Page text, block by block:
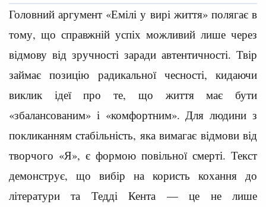
Головний аргумент «Емілі у вирі життя» полягає в
тому, що справжній успіх можливий лише через
відмову від зручності заради автентичності. Твір
займає позицію радикальної чесності, кидаючи
виклик ідеї про те, що життя має бути
«збалансованим» і «комфортним». Для людини з
покликанням стабільність, яка вимагає відмови від
творчого «Я», є формою повільної смерті. Текст
демонструє, що вибір на користь кохання до
літератури та Тедді Кента — це не лише